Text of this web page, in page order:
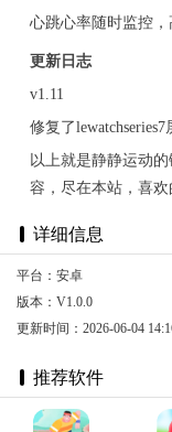
心跳心率随时监控
更新日志
v1.11
修复了
以上就是静静运动
容，尽在本站，喜欢
详细信息
平台：安卓
版本：V1.0.0
更新时间：2026-06-04
推荐软件